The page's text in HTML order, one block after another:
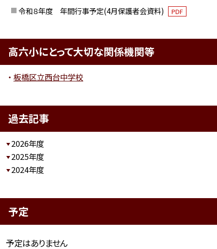
令和８年度 年間行事予定(4月保護者会資料) PDF
高六小にとって大切な関係機関等
板橋区立西台中学校
過去記事
2026年度
2025年度
2024年度
予定
予定はありません